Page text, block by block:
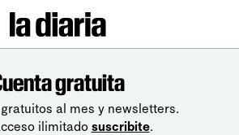
gratuita
al mes y newsletters.
ilimitado suscribite.